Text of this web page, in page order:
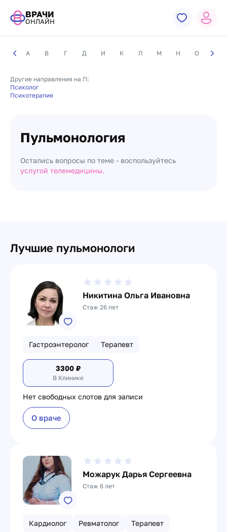
ВРАЧИ
ОНЛАЙН
А В Г Д И К Л М Н О П
Другие направления на П:
Психолог
Психотерапия
Пульмонология
Остались вопросы по теме - воспользуйтесь
услугой телемедицины.
Лучшие пульмонологи
Никитина Ольга Ивановна
Стаж 26 лет
Гастроэнтеролог Терапевт
3300 ₽
В Клинике
Нет свободных слотов для записи
О враче
Можарук Дарья Сергеевна
Стаж 6 лет
Кардиолог Ревматолог Терапевт